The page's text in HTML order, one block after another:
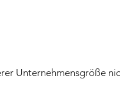
Unternehmensgröße